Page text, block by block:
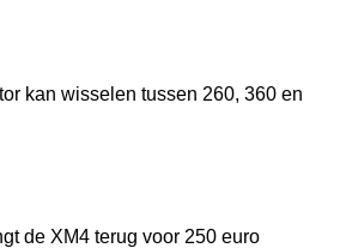
kan wisselen tussen 260, 360 en
de XM4 terug voor 250 euro